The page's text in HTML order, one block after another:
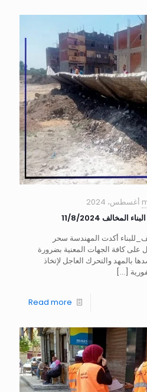
11/8/2024
أكدت المهندسة سحر
كافة الجهات المعنية بضرورة
بالمهد والتحرك العاجل لإتخاذ
[…]
Read more